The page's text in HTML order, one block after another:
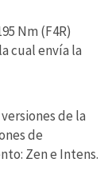
Nm (F4R)
cual envía la
de la
de
Zen e Intens.